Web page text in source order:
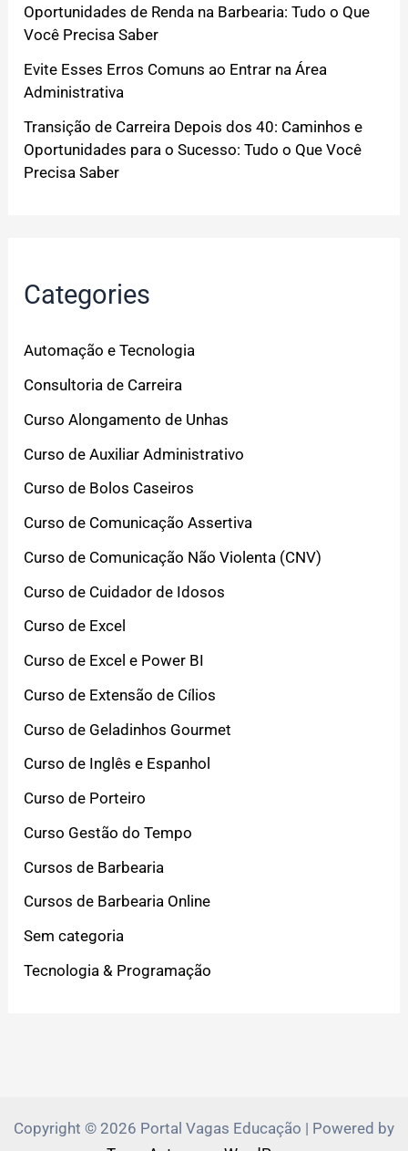
Oportunidades de Renda na Barbearia: Tudo o Que
Você Precisa Saber
Evite Esses Erros Comuns ao Entrar na Área
Administrativa
Transição de Carreira Depois dos 40: Caminhos e
Oportunidades para o Sucesso: Tudo o Que Você
Precisa Saber
Categories
Automação e Tecnologia
Consultoria de Carreira
Curso Alongamento de Unhas
Curso de Auxiliar Administrativo
Curso de Bolos Caseiros
Curso de Comunicação Assertiva
Curso de Comunicação Não Violenta (CNV)
Curso de Cuidador de Idosos
Curso de Excel
Curso de Excel e Power BI
Curso de Extensão de Cílios
Curso de Geladinhos Gourmet
Curso de Inglês e Espanhol
Curso de Porteiro
Curso Gestão do Tempo
Cursos de Barbearia
Cursos de Barbearia Online
Sem categoria
Tecnologia & Programação
Copyright © 2026 Portal Vagas Educação | Powered by